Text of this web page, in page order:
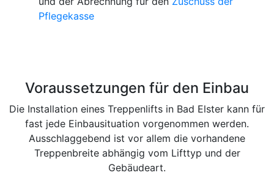
Pflegekasse
Voraussetzungen für den Einbau
Die Installation eines Treppenlifts in Bad Elster kann für
fast jede Einbausituation vorgenommen werden.
Ausschlaggebend ist vor allem die vorhandene
Treppenbreite abhängig vom Lifttyp und der
Gebäudeart.